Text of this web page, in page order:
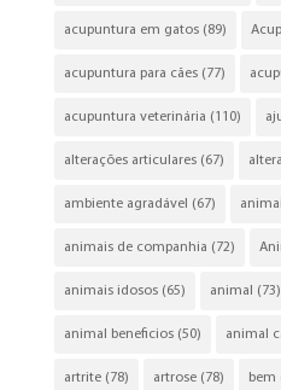
acupuntura em gatos(89)
acupuntura para cães(77)
acupuntura veterinária (110)
alterações articulares(67)
ambiente agradável (67)
animais de companhia (72)
animais idosos(65) animal (73)
animal beneficios(50) animal
artrite(78) artrose(78) bem